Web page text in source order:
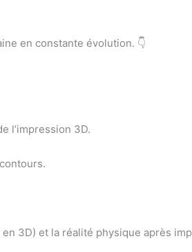
en constante évolution. 👇
l’impression 3D.
3D) et la réalité physique après